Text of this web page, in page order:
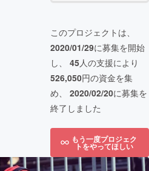
このプロジェクトは、
2020/01/29に募集を開始
し、 45人の支援により
526,050円の資金を集
め、 2020/02/20に募集を
終了しました
もう一度プロジェク
トをやってほしい